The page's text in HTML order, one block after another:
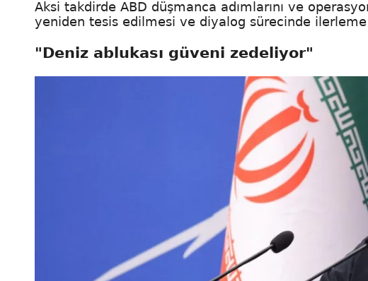
Aksi takdirde ABD düşmanca adımlarını ve
yeniden tesis edilmesi ve diyalog sürecinde ilerleme
"Deniz ablukası güveni zedeliyor"